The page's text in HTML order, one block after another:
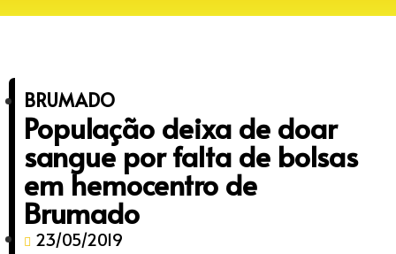
BRUMADO
População deixa de doar
sangue por falta de bolsas
em hemocentro de
Brumado
23/05/2019